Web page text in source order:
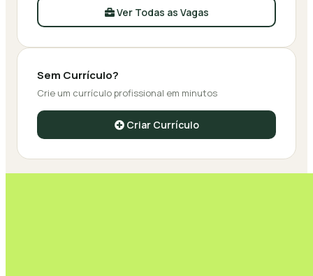
Ver Todas as Vagas
Sem Currículo?
Crie um currículo profissional em minutos
Criar Currículo